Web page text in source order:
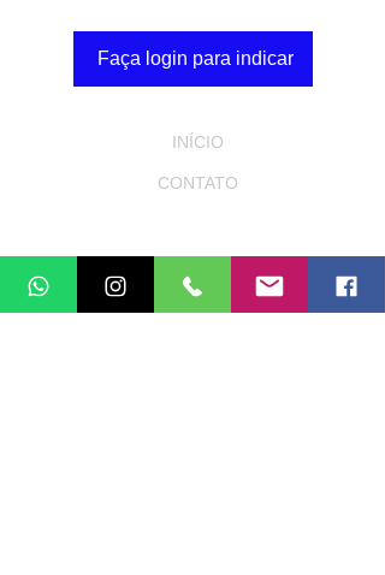
Faça login para indicar
INÍCIO
CONTATO